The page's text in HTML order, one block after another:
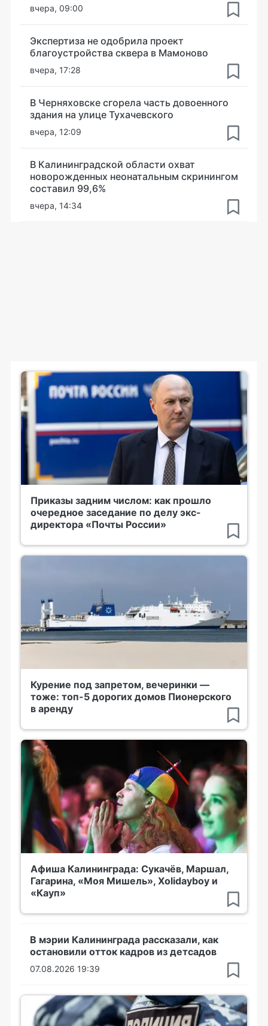
вчера, 09:00
Экспертиза не одобрила проект
благоустройства сквера в Мамоново
вчера, 17:28
В Черняховске сгорела часть довоенного
здания на улице Тухачевского
вчера, 12:09
В Калининградской области охват
новорожденных неонатальным скринингом
составил 99,6%
вчера, 14:34
Приказы задним числом: как прошло
очередное заседание по делу экс-
директора «Почты России»
Курение под запретом, вечеринки —
тоже: топ-5 дорогих домов Пионерского
в аренду
Афиша Калининграда: Сукачёв, Маршал,
Гагарина, «Моя Мишель», Xolidayboy и
«Кауп»
В мэрии Калининграда рассказали, как
остановили отток кадров из детсадов
07.08.2026 19:39